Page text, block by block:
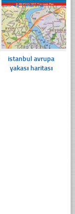
☐743 Tıklanma
istanbul avrupa
yakası haritası